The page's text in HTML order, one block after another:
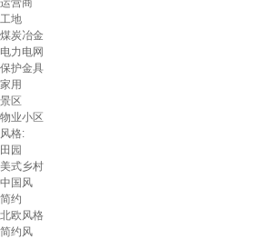
运营商
工地
煤炭冶金
电力电网
保护金具
家用
景区
物业小区
风格:
田园
美式乡村
中国风
简约
北欧风格
简约风